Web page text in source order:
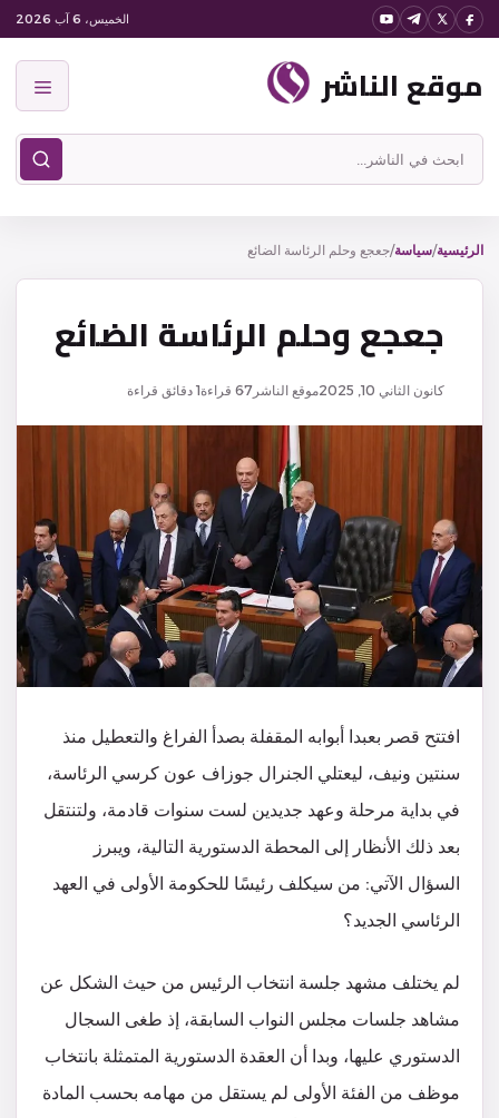
انتقل
المحتوى
الخميس، 6 آب 2026
موقع الناشر
ابحث
في
الناشر
الرئيسية/سياسة/جعجع وحلم الرئاسة الضائع
جعجع وحلم الرئاسة الضائع
كانون الثاني 10, 2025 موقع الناشر 67 قراءة1 دقائق قراءة
افتتح قصر بعبدا أبوابه المقفلة بصدأ الفراغ والتعطيل منذ
سنتين ونيف، ليعتلي الجنرال جوزاف عون كرسي الرئاسة،
في بداية مرحلة وعهد جديدين لست سنوات قادمة، ولتنتقل
بعد ذلك الأنظار إلى المحطة الدستورية التالية، ويبرز
السؤال الآتي: من سيكلف رئيسًا للحكومة الأولى في العهد
الرئاسي الجديد؟
لم يختلف مشهد جلسة انتخاب الرئيس من حيث الشكل عن
مشاهد جلسات مجلس النواب السابقة، إذ طغى السجال
الدستوري عليها، وبدا أن العقدة الدستورية المتمثلة بانتخاب
موظف من الفئة الأولى لم يستقل من مهامه بحسب المادة